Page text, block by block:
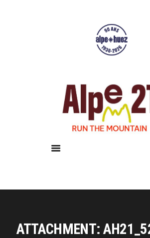
ATTACHMENT:
Résultats
Galerie
Infos pratiques